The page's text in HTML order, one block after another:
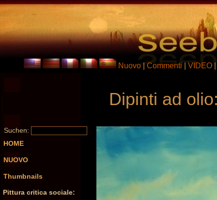
Nuovo Commenti VIDEO
Dipinti ad
Suchen:
HOME
NUOVO
Thumbnails
Pittura critica sociale: